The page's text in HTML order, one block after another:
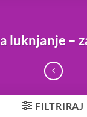
luknjanje –
FILTRIRAJ